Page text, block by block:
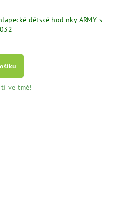
dětské hodinky ARMY s
ve tmě!